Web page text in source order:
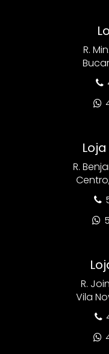
R.


R.


R.
Vila

